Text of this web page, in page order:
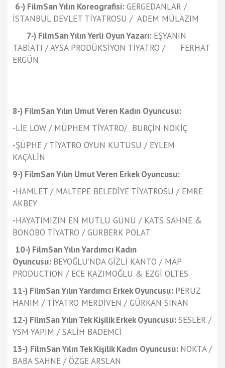
6-) FilmSan Yılın Koreografisi:GERGEDANLAR /
İSTANBUL DEVLET TİYATROSU / ADEM MÜLAZIM
7-) FilmSan Yılın Yerli Oyun Yazarı: EŞYANIN
TABİATI / AYSA PRODÜKSİYON TİYATRO / FERHAT
ERGÜN
8-) FilmSan Yılın Umut Veren Kadın Oyuncusu:
-LİE LOW / MÜPHEM TİYATRO/ BURÇİN NOKİÇ
-ŞÜPHE / TİYATRO OYUN KUTUSU / EYLEM
KAÇALİN
9-) FilmSan Yılın Umut Veren Erkek Oyuncusu:
-HAMLET / MALTEPE BELEDİYE TİYATROSU / EMRE
AKBEY
-HAYATIMIZIN EN MUTLU GÜNÜ / KATS SAHNE &
BONOBO TİYATRO / GÜRBERK POLAT
10-) FilmSan Yılın Yardımcı Kadın
Oyuncusu: BEYOĞLU’NDA GİZLİ KANTO / MAP
PRODUCTION / ECE KAZIMOĞLU & EZGİ OLTES
11-) FilmSan Yılın Yardımcı Erkek Oyuncusu: PERUZ
HANIM / TİYATRO MERDİVEN / GÜRKAN SİNAN
12-) FilmSan Yılın Tek Kişilik Erkek Oyuncusu:SESLER /
YSM YAPIM / SALİH BADEMCİ
13-) FilmSan Yılın Tek Kişilik Kadın Oyuncusu: NOKTA /
BABA SAHNE / ÖZGE ARSLAN